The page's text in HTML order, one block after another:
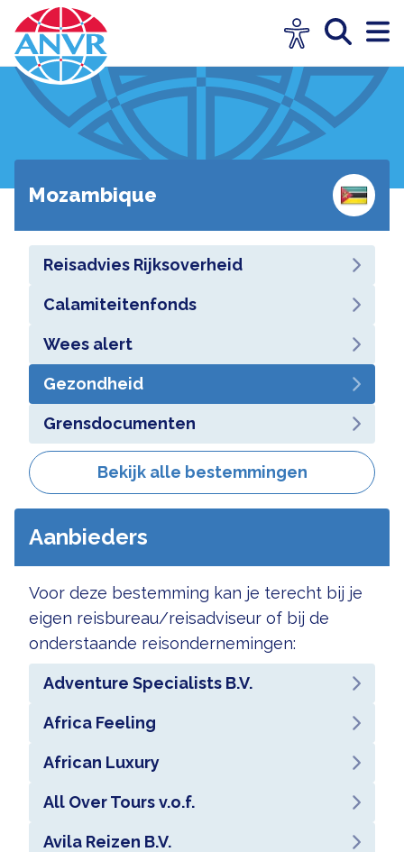
Mozambique
Reisadvies Rijksoverheid
Calamiteitenfonds
Wees alert
Gezondheid
Grensdocumenten
Bekijk alle bestemmingen
Aanbieders
Voor deze bestemming kan je terecht bij je
eigen reisbureau/reisadviseur of bij de
onderstaande reisondernemingen:
Adventure Specialists B.V.
Africa Feeling
African Luxury
All Over Tours v.o.f.
Avila Reizen B.V.